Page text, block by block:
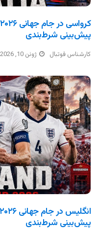
پیش‌بینی شرط‌بندی
کارشناس فوتبال ژوئن 10, 2026
پیش‌بینی شرط‌بندی